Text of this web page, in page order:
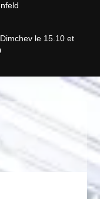
le 15.10 et